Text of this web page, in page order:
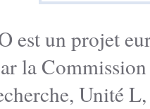
est un projet
la
Unité